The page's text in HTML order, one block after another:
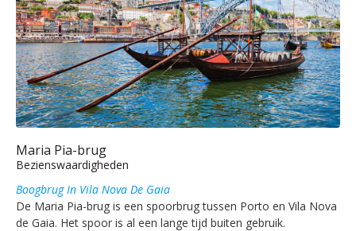
Maria Pia-brug
Bezienswaardigheden
Boogbrug In Vila Nova De Gaia
De Maria Pia-brug is een spoorbrug tussen Porto en Vila Nova
de Gaia. Het spoor is al een lange tijd buiten gebruik.